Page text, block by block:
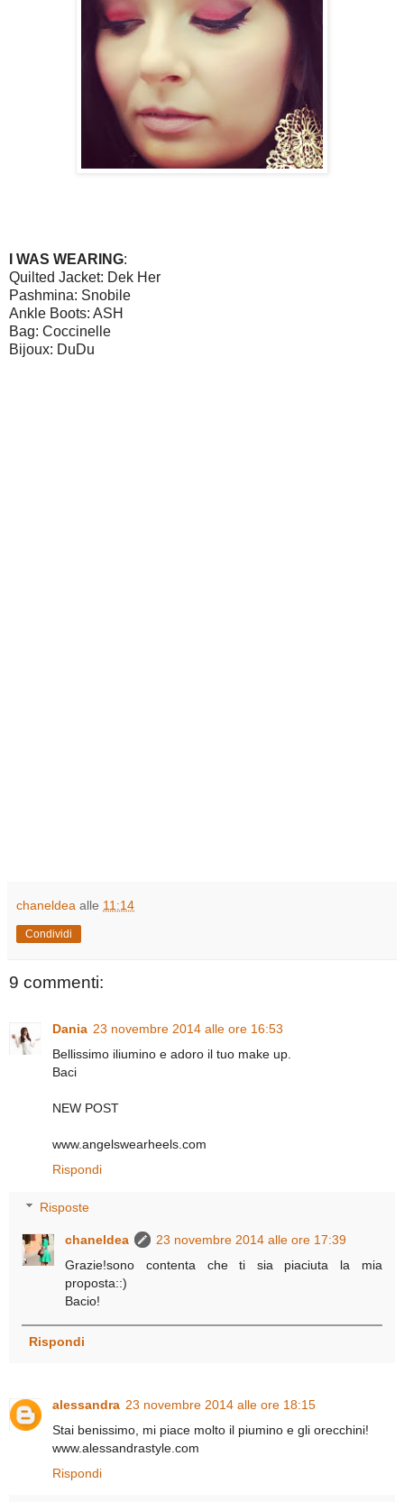
I WAS WEARING:
Quilted Jacket: Dek Her
Pashmina: Snobile
Ankle Boots: ASH
Bag: Coccinelle
Bijoux: DuDu
chaneldea alle 11:14
Condividi
9 commenti:
Dania 23 novembre 2014 alle ore 16:53
Bellissimo iliumino e adoro il tuo make up.
Baci
NEW POST
www.angelswearheels.com
Rispondi
Risposte
chaneldea
23 novembre 2014 alle ore 17:39
Grazie!sono contenta che ti sia piaciuta la mia
proposta::)
Bacio!
Rispondi
alessandra 23 novembre 2014 alle ore 18:15
Stai benissimo, mi piace molto il piumino e gli orecchini!
www.alessandrastyle.com
Rispondi